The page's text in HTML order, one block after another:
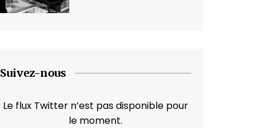
Suivez-nous
Le flux Twitter n’est pas disponible pour
le moment.